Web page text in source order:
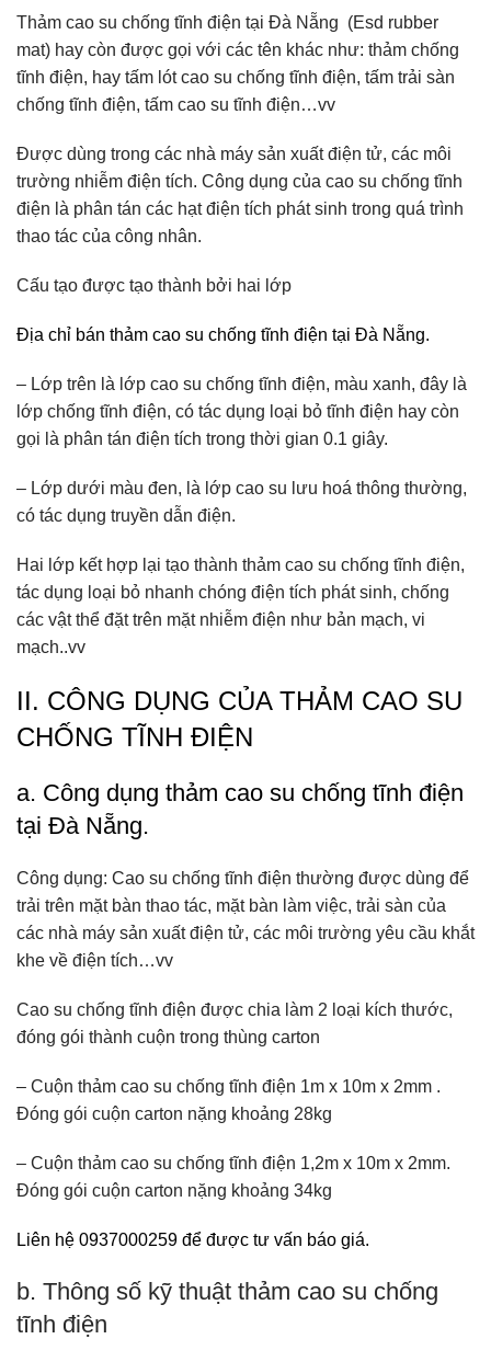
Thảm cao su chống tĩnh điện tại Đà Nẵng (Esd rubber
mat) hay còn được gọi với các tên khác như: thảm chống
tĩnh điện, hay tấm lót cao su chống tĩnh điện, tấm trải sàn
chống tĩnh điện, tấm cao su tĩnh điện…vv
Được dùng trong các nhà máy sản xuất điện tử, các môi
trường nhiễm điện tích. Công dụng của cao su chống tĩnh
điện là phân tán các hạt điện tích phát sinh trong quá trình
thao tác của công nhân.
Cấu tạo được tạo thành bởi hai lớp
Địa chỉ bán thảm cao su chống tĩnh điện tại Đà Nẵng.
– Lớp trên là lớp cao su chống tĩnh điện, màu xanh, đây là
lớp chống tĩnh điện, có tác dụng loại bỏ tĩnh điện hay còn
gọi là phân tán điện tích trong thời gian 0.1 giây.
– Lớp dưới màu đen, là lớp cao su lưu hoá thông thường,
có tác dụng truyền dẫn điện.
Hai lớp kết hợp lại tạo thành thảm cao su chống tĩnh điện,
tác dụng loại bỏ nhanh chóng điện tích phát sinh, chống
các vật thể đặt trên mặt nhiễm điện như bản mạch, vi
mạch..vv
II. CÔNG DỤNG CỦA THẢM CAO SU
CHỐNG TĨNH ĐIỆN
a. Công dụng thảm cao su chống tĩnh điện
tại Đà Nẵng.
Công dụng: Cao su chống tĩnh điện thường được dùng để
trải trên mặt bàn thao tác, mặt bàn làm việc, trải sàn của
các nhà máy sản xuất điện tử, các môi trường yêu cầu khắt
khe về điện tích…vv
Cao su chống tĩnh điện được chia làm 2 loại kích thước,
đóng gói thành cuộn trong thùng carton
– Cuộn thảm cao su chống tĩnh điện 1m x 10m x 2mm .
Đóng gói cuộn carton nặng khoảng 28kg
– Cuộn thảm cao su chống tĩnh điện 1,2m x 10m x 2mm.
Đóng gói cuộn carton nặng khoảng 34kg
Liên hệ 0937000259 để được tư vấn báo giá.
b. Thông số kỹ thuật thảm cao su chống
tĩnh điện